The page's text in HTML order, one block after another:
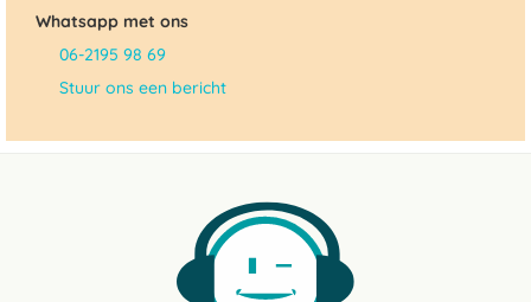
Whatsapp met ons
06-2195 98 69
Stuur ons een bericht